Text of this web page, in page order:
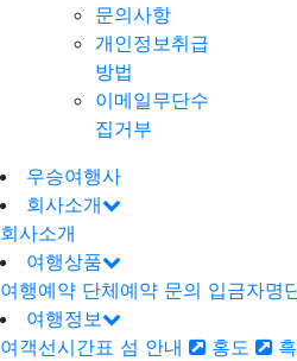
문의사항
개인정보취급
방법
이메일무단수
집거부
우승여행사
회사소개
회사소개
여행상품
여행예약 단체예약 문의 입금자명
여행정보
여객선시간표 섬 안내 홍도